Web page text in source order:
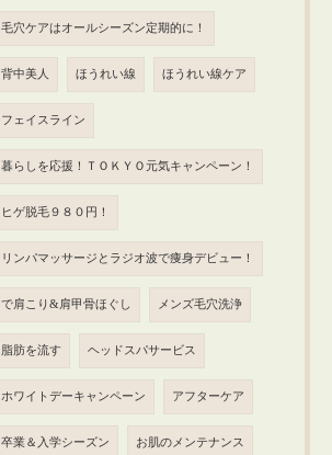
毛穴ケアはオールシーズン定期的に！
背中美人 ほうれい線 ほうれい線ケア
フェイスライン
暮らしを応援！ＴＯＫＹＯ元気キャンペーン！
ヒゲ脱毛９８０円！
リンパマッサージとラジオ波で痩身デビュー！
で肩こり&肩甲骨ほぐし メンズ毛穴洗浄
脂肪を流す ヘッドスパサービス
ホワイトデーキャンペーン アフターケア
卒業＆入学シーズン お肌のメンテナンス